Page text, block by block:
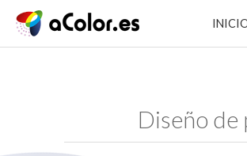
Diseño de